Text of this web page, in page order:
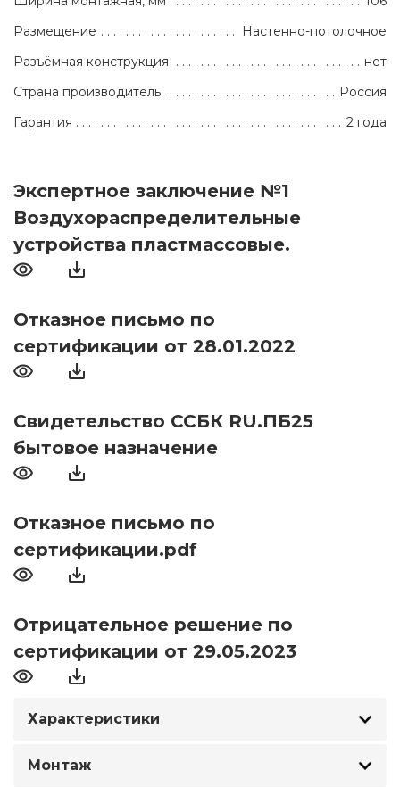
Размещение
Настенно-потолочное
Разъёмная конструкция
нет
Страна производитель
Россия
Гарантия
2 года
Экспертное заключение №1
Воздухораспределительные
устройства пластмассовые.
Отказное письмо по
сертификации от 28.01.2022
Свидетельство ССБК RU.ПБ25
бытовое назначение
Отказное письмо по
сертификации.pdf
Отрицательное решение по
сертификации от 29.05.2023
Характеристики
Монтаж